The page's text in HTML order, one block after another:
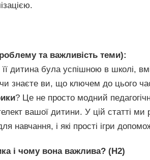
та важливість теми):
дитина була успішною в школі,
знаєте ви, що ключем до цього
? Це не просто модний
вашої дитини. У цій статті
навчання, і які прості ігри
і чому вона важлива? (H2)